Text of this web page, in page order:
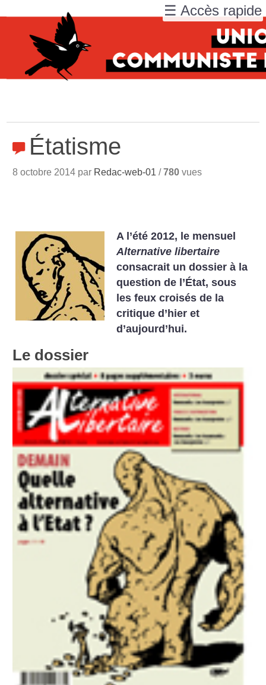
Étatisme
8 octobre 2014 par Redac-web-01 /780 vues
A l’été 2012, le mensuel
Alternative libertaire
consacrait un dossier à la
question de l’État, sous
les feux croisés de la
critique d’hier et
d’aujourd’hui.
Le dossier
☰ Accès rapide